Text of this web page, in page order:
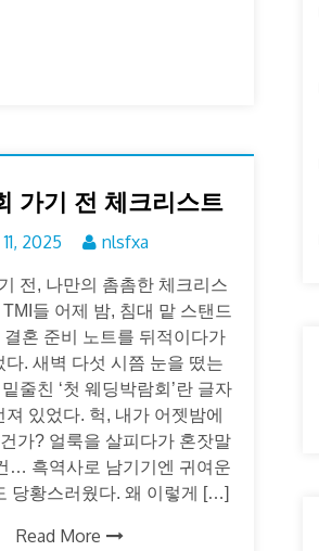
가기 전 체크리스트
11, 2025 nlsfxa
전, 나만의 촘촘한 체크리스
들 어제 밤, 침대 맡 스탠드
혼 준비 노트를 뒤적이다가
다. 새벽 다섯 시쯤 눈을 떴는
줄친 ‘첫 웨딩박람회’란 글자
있었다. 헉, 내가 어젯밤에
가? 얼룩을 살피다가 혼잣말
… 흑역사로 남기기엔 귀여운
당황스러웠다. 왜 이렇게 […]
Read More